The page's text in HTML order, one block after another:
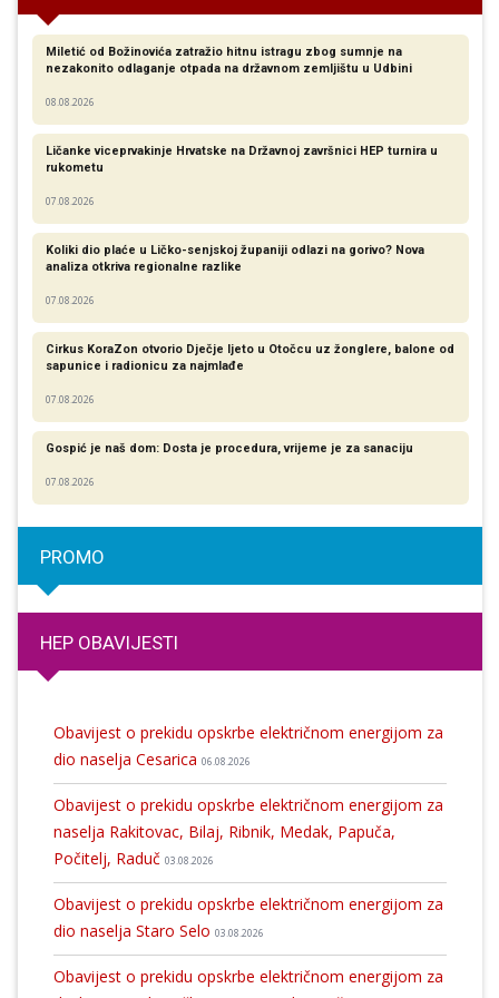
Miletić od Božinovića zatražio hitnu istragu zbog sumnje na
nezakonito odlaganje otpada na državnom zemljištu u Udbini
08.08.2026
Ličanke viceprvakinje Hrvatske na Državnoj završnici HEP turnira u
rukometu
07.08.2026
Koliki dio plaće u Ličko-senjskoj županiji odlazi na gorivo? Nova
analiza otkriva regionalne razlike​
07.08.2026
Cirkus KoraZon otvorio Dječje ljeto u Otočcu uz žonglere, balone od
sapunice i radionicu za najmlađe
07.08.2026
Gospić je naš dom: Dosta je procedura, vrijeme je za sanaciju
07.08.2026
PROMO
HEP OBAVIJESTI
Obavijest o prekidu opskrbe električnom energijom za
dio naselja Cesarica 06.08.2026
Obavijest o prekidu opskrbe električnom energijom za
naselja Rakitovac, Bilaj, Ribnik, Medak, Papuča,
Počitelj, Raduč 03.08.2026
Obavijest o prekidu opskrbe električnom energijom za
dio naselja Staro Selo 03.08.2026
Obavijest o prekidu opskrbe električnom energijom za